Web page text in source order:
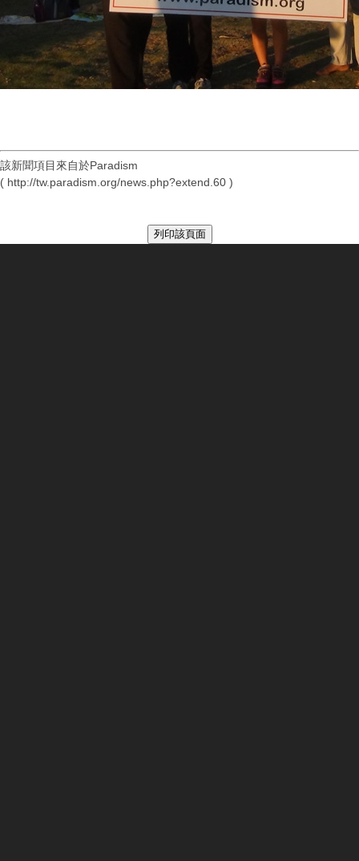
該新聞項目來自於Paradism
( http://tw.paradism.org/news.php?extend.60 )